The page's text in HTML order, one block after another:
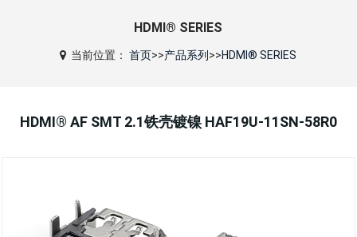
HDMI® SERIES
当前位置：首页>>产品系列 >>HDMI® SERIES
HDMI® AF SMT 2.1铁壳镀镍 HAF19U-11SN-58R0